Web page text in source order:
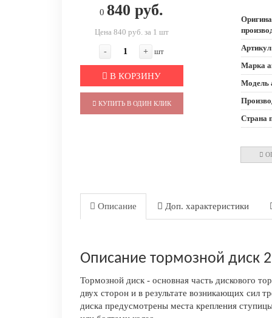
0 840 руб.
Цена 840 руб. за 1 шт
- + шт
В КОРЗИНУ
КУПИТЬ В ОДИН КЛИК
Марка
Модель
Страна
Описание Доп. характеристики
Описание тормозной диск
Тормозной диск - основная часть дискового
двух сторон и в результате возникающих сил
диска предусмотрены места крепления